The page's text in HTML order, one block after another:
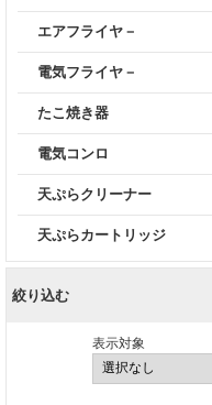
エアフライヤ－
電気フライヤ－
たこ焼き器
電気コンロ
天ぷらクリーナー
天ぷらカートリッジ
絞り込む
表示対象